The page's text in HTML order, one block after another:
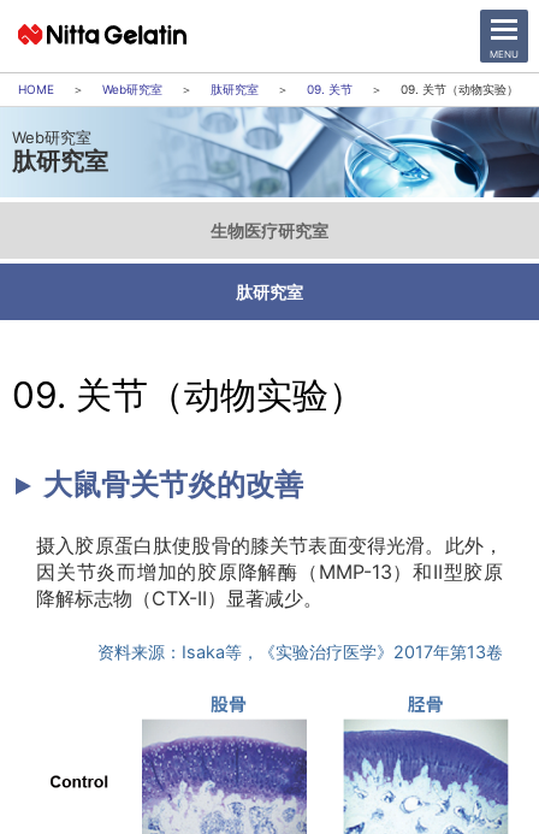
CLOSE
MENU
Web研究室 肽研究室 09. 关节 09. 关节（动物实验）
09. 关节（动物实验）
大鼠骨关节炎的改善
摄入胶原蛋白肽使股骨的膝关节表面变得光滑。此外，
因关节炎而增加的胶原降解酶（MMP-13）和II型胶原
降解标志物（CTX-II）显著减少。
资料来源：Isaka等，《实验治疗医学》2017年第13卷
公司信息
可持续发展
产品
日本語 English
中文
Web研究室
肽研究室
生物医疗研究室
肽研究室